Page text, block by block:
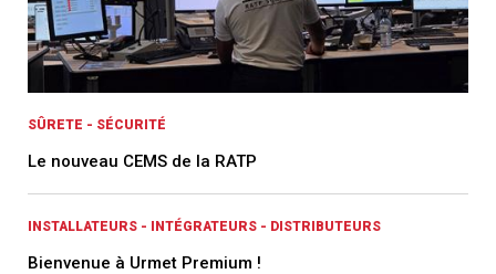
SÛRETE - SÉCURITÉ
Le nouveau CEMS de la RATP
INSTALLATEURS - INTÉGRATEURS - DISTRIBUTEURS
Bienvenue à Urmet Premium !